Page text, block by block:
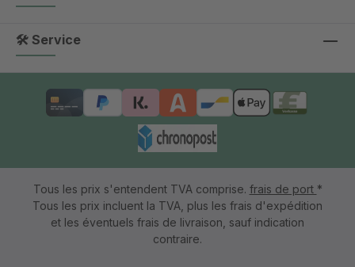
🛠 Service
Tous les prix s'entendent TVA comprise. frais de port *
Tous les prix incluent la TVA, plus les frais d'expédition
et les éventuels frais de livraison, sauf indication
contraire.